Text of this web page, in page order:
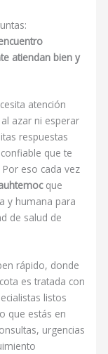
atiendan bien y
atención
azar ni esperar
respuestas
que te
eso cada vez
que
y humana para
de salud de
rápido, donde
es tratada con
listos
que estás en
urgencias